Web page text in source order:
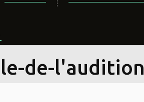
de-l'audition